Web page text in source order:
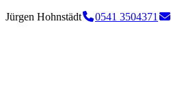
Jürgen Hohnstädt 0541 3504371